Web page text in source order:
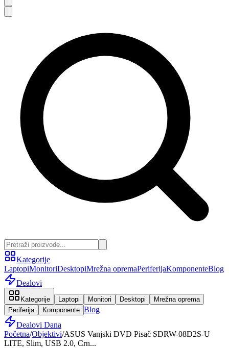
Kategorije
LaptopiMonitoriDesktopiMrežna opremaPeriferijaKomponenteBlog
Dealovi
Kategorije Laptopi Monitori Desktopi
Mrežna oprema
Periferija
Komponente Blog
Dealovi Dana
Početna/Objektivi/ASUS Vanjski DVD Pisač SDRW-08D2S-U
LITE, Slim, USB 2.0, Crn...